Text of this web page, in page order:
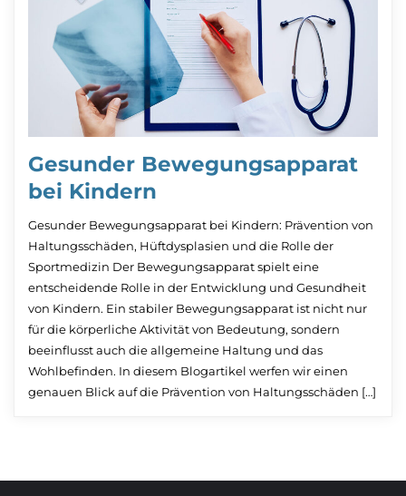
Gesunder Bewegungsapparat
bei Kindern
Gesunder Bewegungsapparat bei Kindern: Prävention von
Haltungsschäden, Hüftdysplasien und die Rolle der
Sportmedizin Der Bewegungsapparat spielt eine
entscheidende Rolle in der Entwicklung und Gesundheit
von Kindern. Ein stabiler Bewegungsapparat ist nicht nur
für die körperliche Aktivität von Bedeutung, sondern
beeinflusst auch die allgemeine Haltung und das
Wohlbefinden. In diesem Blogartikel werfen wir einen
genauen Blick auf die Prävention von Haltungsschäden […]